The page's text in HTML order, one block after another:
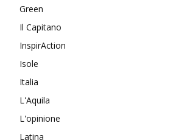
Green
Il Capitano
InspirAction
Isole
Italia
L'Aquila
L'opinione
Latina